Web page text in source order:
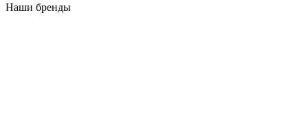
Наши бренды